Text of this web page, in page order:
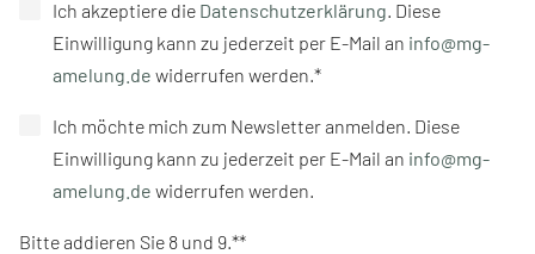
Ich akzeptiere die Datenschutzerklärung. Diese
Einwilligung kann zu jederzeit per E-Mail an info@mg-
amelung.de widerrufen werden.*
Ich möchte mich zum Newsletter anmelden. Diese
Einwilligung kann zu jederzeit per E-Mail an info@mg-
amelung.de widerrufen werden.
Bitte addieren Sie 8 und 9.*